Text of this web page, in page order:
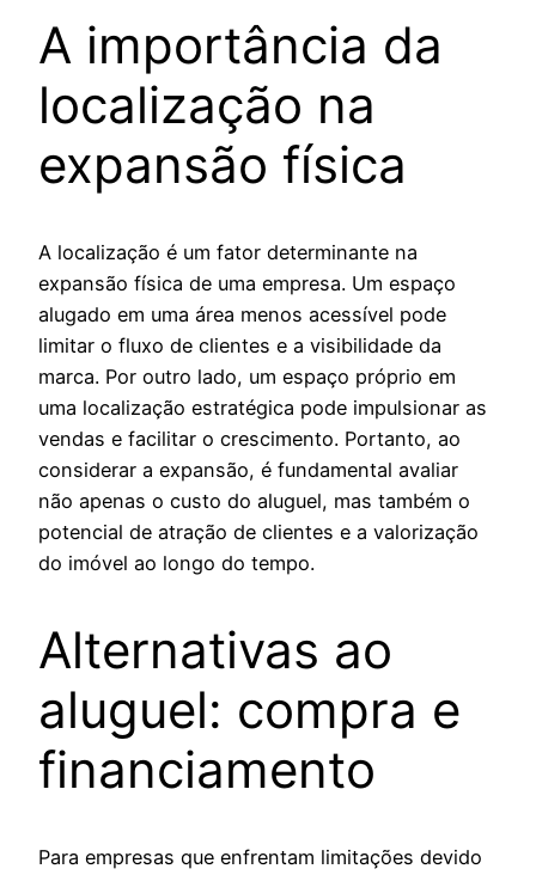
A importância da
localização na
expansão física
A localização é um fator determinante na
expansão física de uma empresa. Um espaço
alugado em uma área menos acessível pode
limitar o fluxo de clientes e a visibilidade da
marca. Por outro lado, um espaço próprio em
uma localização estratégica pode impulsionar as
vendas e facilitar o crescimento. Portanto, ao
considerar a expansão, é fundamental avaliar
não apenas o custo do aluguel, mas também o
potencial de atração de clientes e a valorização
do imóvel ao longo do tempo.
Alternativas ao
aluguel: compra e
financiamento
Para empresas que enfrentam limitações devido